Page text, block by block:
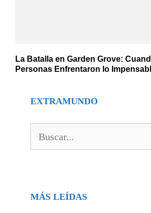
La Batalla en Garden Grove:
Personas Enfrentaron lo
EXTRAMUNDO
MÁS LEÍDAS